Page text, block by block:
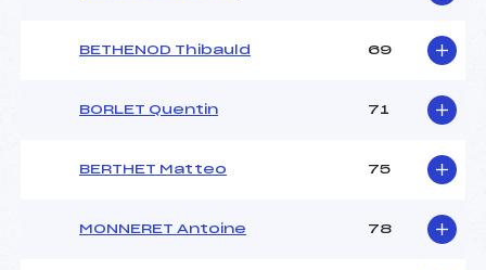
BETHENOD Thibauld 69
BORLET Quentin 71
BERTHET Matteo 75
MONNERET Antoine 78